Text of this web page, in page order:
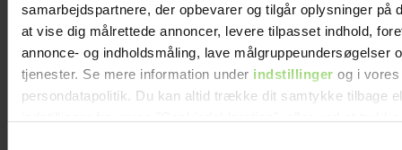
samarbejdspartnere, der opbevarer og tilgår oplysninger på
at vise dig målrettede annoncer, levere tilpasset indhold,
annonce- og indholdsmåling, lave målgruppeundersøgelser
tjenester. Se mere information under indstillinger og i vores
persondatapolitik. Du kan altid trække dit samtykke tilbage